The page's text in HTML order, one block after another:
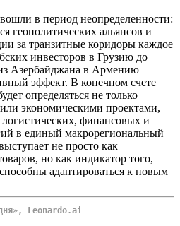
в период неопределенности:
геополитических альянсов и
за транзитные коридоры каждое
инвесторов в Грузию до
из Азербайджана в Армению —
эффект. В конечном счете
определяться не только
экономическими проектами,
финансовых и
в единый макрорегиональный
не просто как
но как индикатор того,
адаптироваться к новым
Leonardo.ai